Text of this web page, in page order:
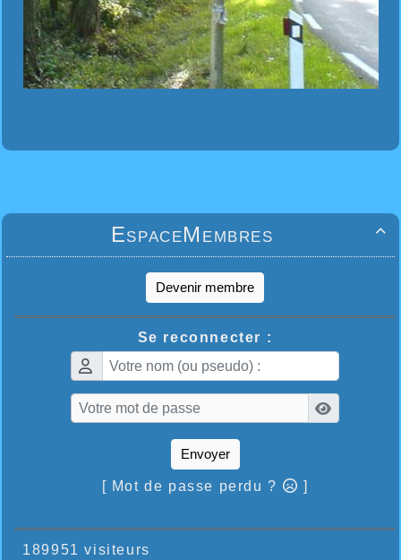

EspaceMembres
Devenir membre
Se reconnecter :
Envoyer
[ Mot de passe perdu ? ]
189951 visiteurs